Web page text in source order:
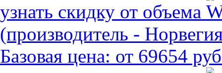
узнать скидку от объема
(производитель -
Базовая цена: от 69654